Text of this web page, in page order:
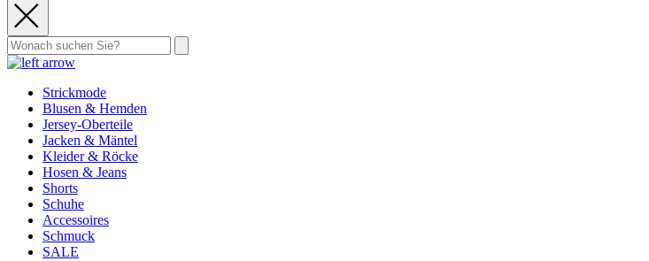
Strickmode
Blusen & Hemden
Jersey-Oberteile
Jacken & Mäntel
Kleider & Röcke
Hosen & Jeans
Shorts
Schuhe
Accessoires
Schmuck
SALE